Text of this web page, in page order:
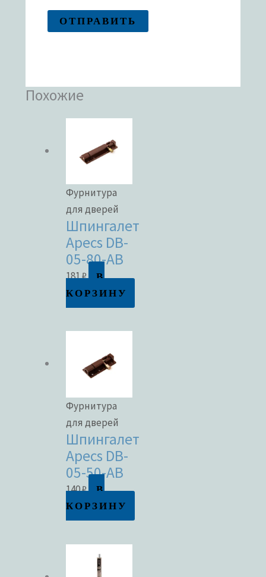
Похожие
Фурнитура
для дверей
Шпингалет
Apecs DB-
05-80-AB
181₽
В
КОРЗИНУ
Фурнитура
для дверей
Шпингалет
Apecs DB-
05-50-AB
140₽
В
КОРЗИНУ